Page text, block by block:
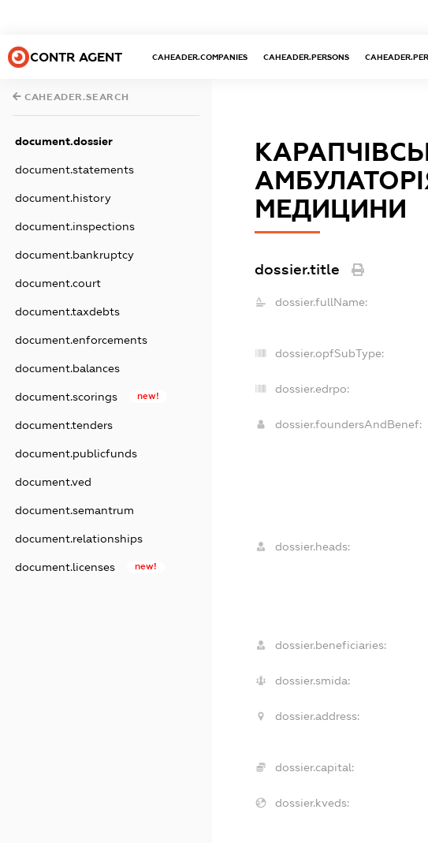
CONTR AGENT CAHEADER.COMPANIES CAHEADER.PERSONS
CAHEADER.SEARCH
document.dossier
document.statements
document.history
document.inspections
document.bankruptcy
document.court
document.taxdebts
document.enforcements
document.balances
document.scorings new!
document.tenders
document.publicfunds
document.ved
document.semantrum
document.relationships
document.licenses new!
МЕДИЦИНИ
dossier.title
dossier.fullName:
dossier.opfSubType:
dossier.edrpo:
dossier.foundersAndBenef:
dossier.heads:
dossier.beneficiaries:
dossier.smida:
dossier.address:
dossier.capital:
dossier.kveds: